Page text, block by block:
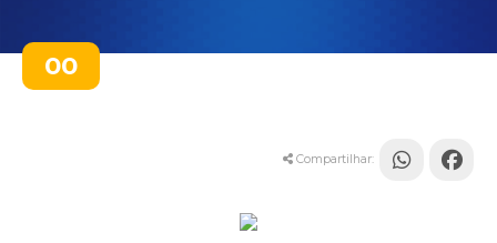
00
Compartilhar: